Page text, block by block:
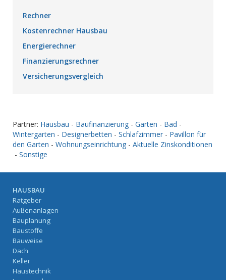
Rechner
Kostenrechner Hausbau
Energierechner
Finanzierungsrechner
Versicherungsvergleich
Partner: Hausbau - Baufinanzierung - Garten - Bad -
Wintergarten - Designerbetten - Schlafzimmer - Pavillon für
den Garten - Wohnungseinrichtung - Aktuelle Zinskonditionen
- Sonstige
HAUSBAU
Ratgeber
Außenanlagen
Bauplanung
Baustoffe
Bauweise
Dach
Keller
Haustechnik